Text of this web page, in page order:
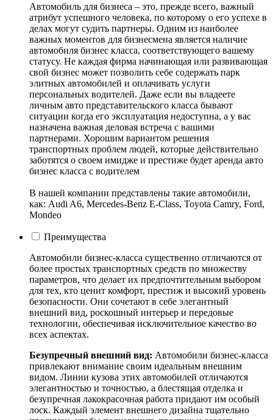
Автомобиль для бизнеса – это, прежде всего, важный
атрибут успешного человека, по которому о его успехе в
делах могут судить партнеры. Одним из наиболее
важных моментов для бизнесмена является наличие
автомобиля бизнес класса, соответствующего вашему
статусу. Не каждая фирма начинающая или развивающая
свой бизнес может позволить себе содержать парк
элитных автомобилей и оплачивать услуги
персональных водителей. Даже если вы владеете
личным авто представительского класса бывают
ситуации когда его эксплуатация недоступна, а у вас
назначена важная деловая встреча с вашими
партнерами. Хорошим вариантом решения
транспортных проблем людей, которые действительно
заботятся о своем имидже и престиже будет аренда авто
бизнес класса с водителем
В нашей компании представлены такие автомобили,
как: Audi A6, Mercedes-Benz E-Class, Toyota Camry, Ford,
Mondeo
Преимущества
Автомобили бизнес-класса существенно отличаются от
более простых транспортных средств по множеству
параметров, что делает их предпочтительным выбором
для тех, кто ценит комфорт, престиж и высокий уровень
безопасности. Они сочетают в себе элегантный
внешний вид, роскошный интерьер и передовые
технологии, обеспечивая исключительное качество во
всех аспектах.
Безупречный внешний вид: Автомобили бизнес-класса
привлекают внимание своим идеальным внешним
видом. Линии кузова этих автомобилей отличаются
элегантностью и точностью, а блестящая отделка и
безупречная лакокрасочная работа придают им особый
лоск. Каждый элемент внешнего дизайна тщательно